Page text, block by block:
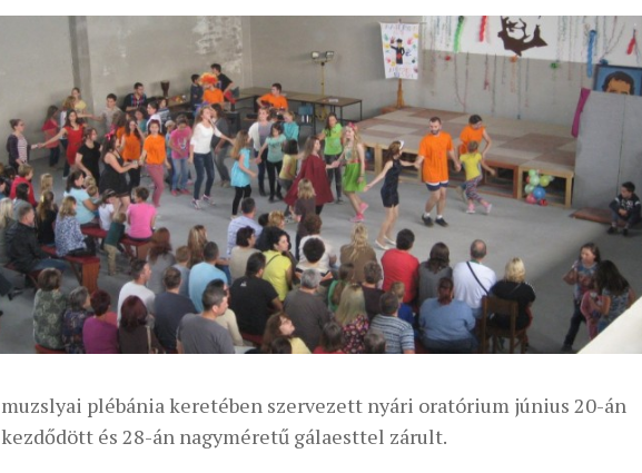
muzslyai plébánia keretében szervezett nyári oratórium június 20-án
kezdődött és 28-án nagyméretű gálaesttel zárult.